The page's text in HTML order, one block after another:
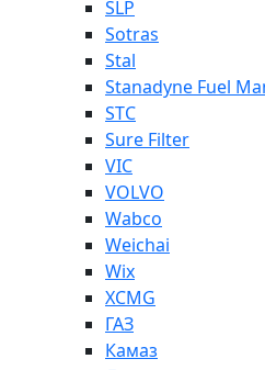
SLP
Sotras
Stal
Stanadyne Fuel
STC
Sure Filter
VIC
VOLVO
Wabco
Weichai
Wix
XCMG
ГАЗ
Камаз